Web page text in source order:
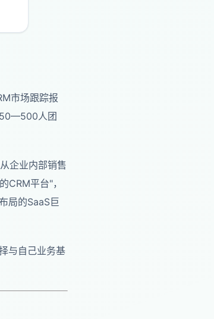
市场跟踪报
50—500人团
企业内部销售
CRM平台"，
局的SaaS巨
与自己业务基